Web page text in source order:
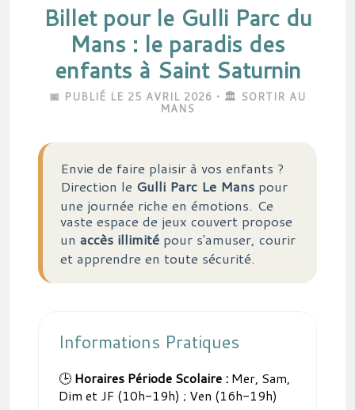
Billet pour le Gulli Parc du
Mans : le paradis des
enfants à Saint Saturnin
📅 PUBLIÉ LE 25 AVRIL 2026 • 🏛️ SORTIR AU
MANS
Envie de faire plaisir à vos enfants ?
Direction le Gulli Parc Le Mans pour
une journée riche en émotions. Ce
vaste espace de jeux couvert propose
un accès illimité pour s'amuser, courir
et apprendre en toute sécurité.
Informations Pratiques
🕒 Horaires Période Scolaire : Mer, Sam,
Dim et JF (10h-19h) ; Ven (16h-19h)